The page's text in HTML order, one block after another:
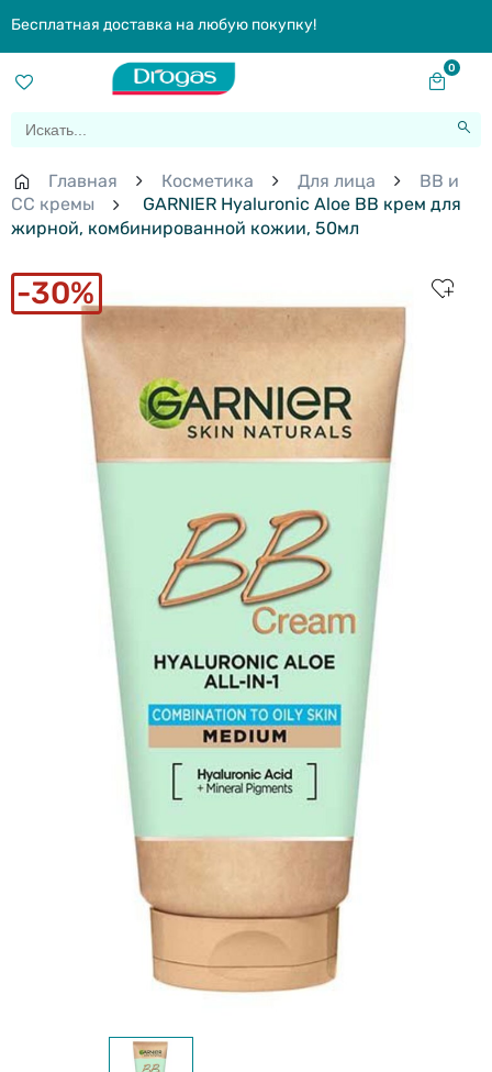
Бесплатная доставка на любую покупку!
0
Главная Косметика Для лица
BB и
СС кремы
GARNIER Hyaluronic Aloe BB крем для
жирной, комбинированной кожии, 50мл
30%